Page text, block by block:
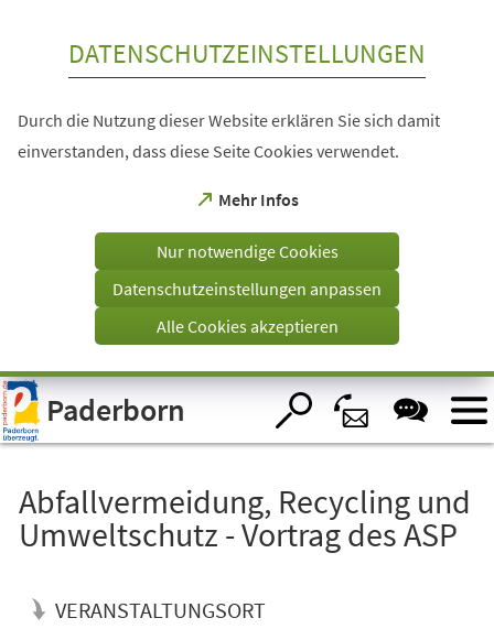
Visuelle
Assistenzsoftware
öffnen.
DATENSCHUTZEINSTELLUNGEN
Durch die Nutzung dieser Website erklären Sie sich damit
einverstanden, dass diese Seite Cookies verwendet.
Mehr Infos
(Öffnet
einem
Tab)
Nur notwendige Cookies
Datenschutzeinstellungen anpassen
Alle Cookies akzeptieren
Paderborn
Abfallvermeidung, Recycling und
Umweltschutz - Vortrag des ASP
VERANSTALTUNGSORT